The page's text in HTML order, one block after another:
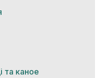
та каное